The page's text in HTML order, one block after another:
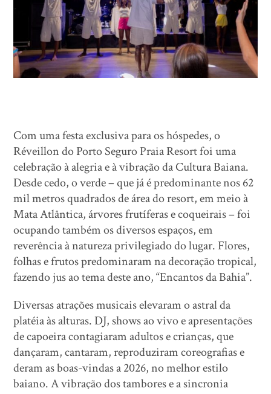
Com uma festa exclusiva para os hóspedes, o
Réveillon do Porto Seguro Praia Resort foi uma
celebração à alegria e à vibração da Cultura Baiana.
Desde cedo, o verde – que já é predominante nos 62
mil metros quadrados de área do resort, em meio à
Mata Atlântica, árvores frutíferas e coqueirais – foi
ocupando também os diversos espaços, em
reverência à natureza privilegiado do lugar. Flores,
folhas e frutos predominaram na decoração tropical,
fazendo jus ao tema deste ano, “Encantos da Bahia”.
Diversas atrações musicais elevaram o astral da
platéia às alturas. DJ, shows ao vivo e apresentações
de capoeira contagiaram adultos e crianças, que
dançaram, cantaram, reproduziram coreografias e
deram as boas-vindas a 2026, no melhor estilo
baiano. A vibração dos tambores e a sincronia